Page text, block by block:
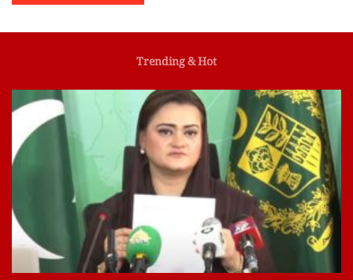
Trending & Hot